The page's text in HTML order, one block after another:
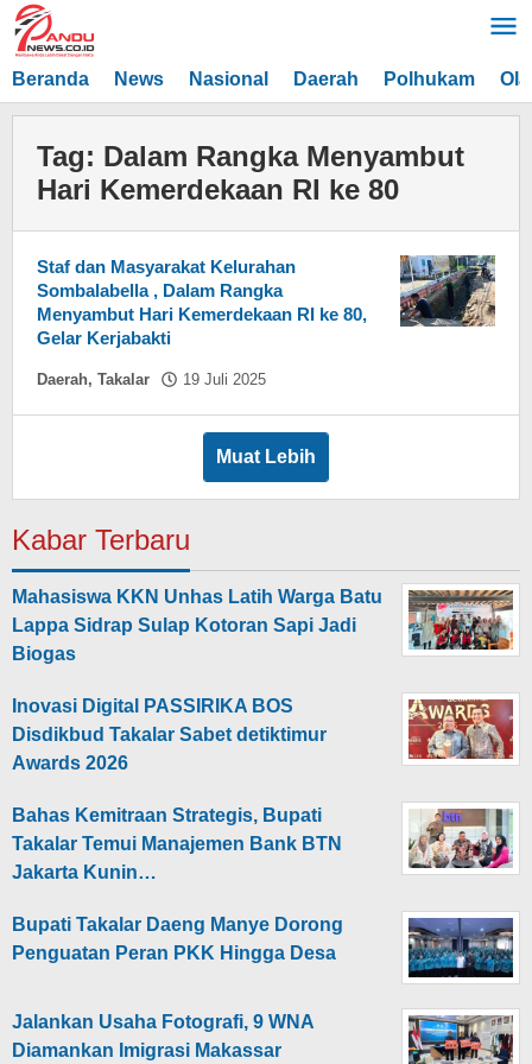
Lewati
ke
konten
Beranda News Nasional Daerah Polhukam
Tag: Dalam Rangka Menyambut
Hari Kemerdekaan RI ke 80
Staf dan Masyarakat Kelurahan
Sombalabella , Dalam Rangka
Menyambut Hari Kemerdekaan RI ke 80,
Gelar Kerjabakti
Daerah, Takalar 19 Juli 2025
Muat Lebih
Kabar Terbaru
Mahasiswa KKN Unhas Latih Warga Batu
Lappa Sidrap Sulap Kotoran Sapi Jadi
Biogas
Inovasi Digital PASSIRIKA BOS
Disdikbud Takalar Sabet detiktimur
Awards 2026
Bahas Kemitraan Strategis, Bupati
Takalar Temui Manajemen Bank BTN
Jakarta Kunin…
Bupati Takalar Daeng Manye Dorong
Penguatan Peran PKK Hingga Desa
Jalankan Usaha Fotografi, 9 WNA
Diamankan Imigrasi Makassar